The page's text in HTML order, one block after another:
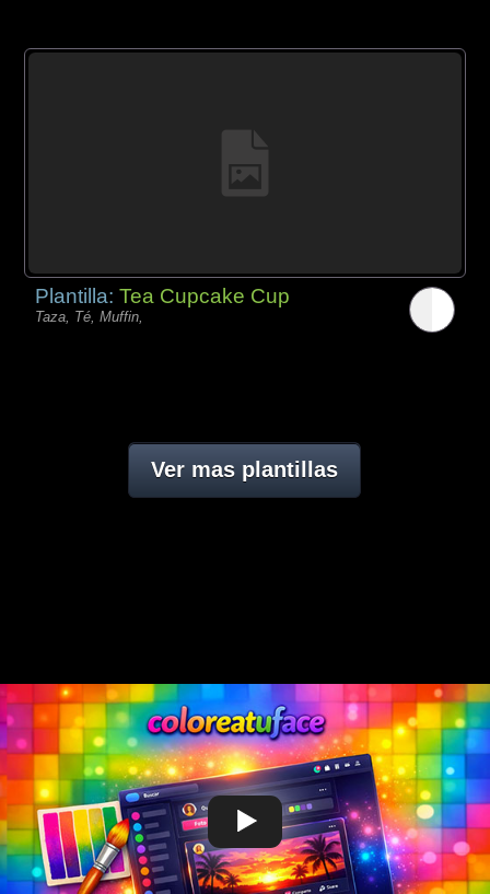
Plantilla:Tea Cupcake Cup
Taza, Té, Muffin,
Ver mas plantillas